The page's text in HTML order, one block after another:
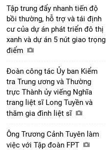
Tập trung đẩy nhanh tiến độ
bồi thường, hỗ trợ và tái định
cư của dự án phát triển đô thị
xanh và dự án 5 nút giao trọng
điểm
Đoàn công tác Ủy ban Kiểm
tra Trung ương và Thường
trực Thành ủy viếng Nghĩa
trang liệt sĩ Long Tuyền và
thăm gia đình liệt sĩ
Ông Trương Cảnh Tuyên làm
việc với Tập đoàn FPT